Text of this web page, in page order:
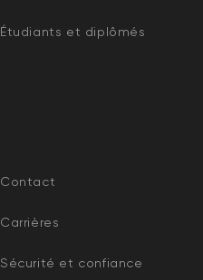
Étudiants et diplômés
Contact
Carrières
Sécurité et confiance